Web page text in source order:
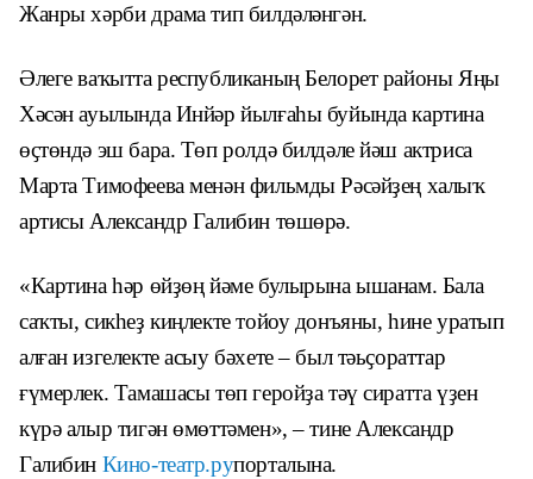
Жанры хәрби драма тип билдәләнгән.
Әлеге ваҡытта республиканың Белорет районы Яңы
Хәсән ауылында Инйәр йылғаһы буйында картина
өҫтөндә эш бара. Төп ролдә билдәле йәш актриса
Марта Тимофеева менән фильмды Рәсәйҙең халыҡ
артисы Александр Галибин төшөрә.
«Картина һәр өйҙөң йәме булырына ышанам. Бала
саҡты, сикһеҙ киңлекте тойоу донъяны, һине уратып
алған изгелекте асыу бәхете – был тәьҫораттар
ғүмерлек. Тамашасы төп геройҙа тәү сиратта үҙен
күрә алыр тигән өмөттәмен», – тине Александр
Галибин Кино-театр.рупорталына.